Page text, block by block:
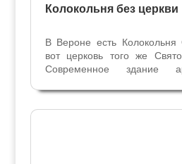
Колокольня без церкви
В Вероне есть
вот церковь того же
Современное здание
церкви Святого
полностью разрушена